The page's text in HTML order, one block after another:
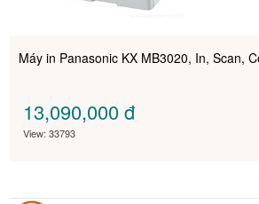
Máy in Panasonic KX MB3020, In, Scan,
13,090,000đ
View: 33793